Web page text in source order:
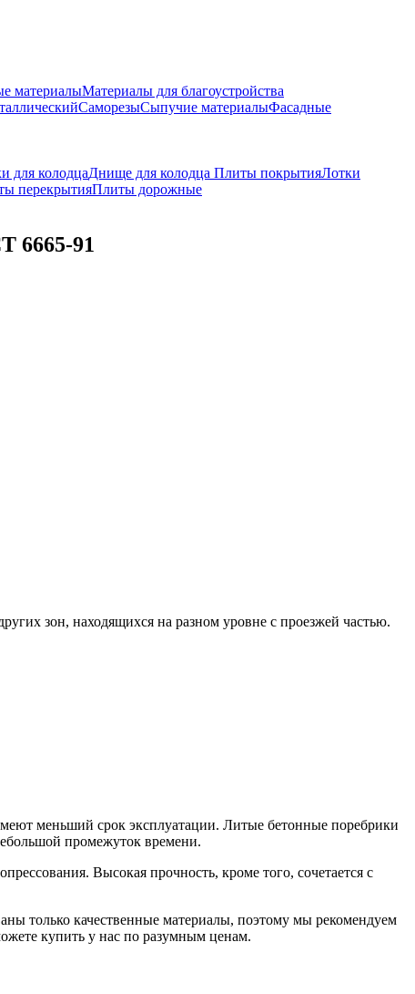
материалыМатериалы для благоустройства
СаморезыСыпучие материалыФасадные
для колодцаДнище для колодца Плиты покрытияЛотки
перекрытияПлиты дорожные
6665-91
зон, находящихся на разном уровне с проезжей частью.
меньший срок эксплуатации. Литые бетонные поребрики
промежуток времени.
Высокая прочность, кроме того, сочетается с
только качественные материалы, поэтому мы рекомендуем
купить у нас по разумным ценам.